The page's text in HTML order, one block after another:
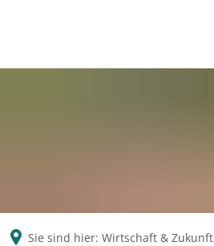
Sie sind hier: Wirtschaft & Zukunft